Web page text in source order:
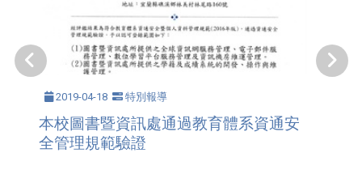
2019-04-18 特別報導
本校圖書暨資訊處通過教育體系資通安
全管理規範驗證